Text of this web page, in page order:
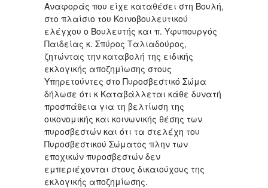
Αναφοράς που είχε καταθέσει στη Βουλή,
στο πλαίσιο του Κοινοβουλευτικού
ελέγχου ο Βουλευτής και π. Υφυπουργός
Παιδείας κ. Σπύρος Ταλιαδούρος,
ζητώντας την καταβολή της ειδικής
εκλογικής αποζημίωσης στους
Υπηρετούντες στο Πυροσβεστικό Σώμα
δήλωσε ότι κ Καταβάλλεται κάθε δυνατή
προσπάθεια για τη βελτίωση της
οικονομικής και κοινωνικής θέσης των
πυροσβεστών και ότι τα στελέχη του
Πυροσβεστικού Σώματος πλην των
εποχικών πυροσβεστών δεν
εμπεριέχονται στους δικαιούχους της
εκλογικής αποζημίωσης.